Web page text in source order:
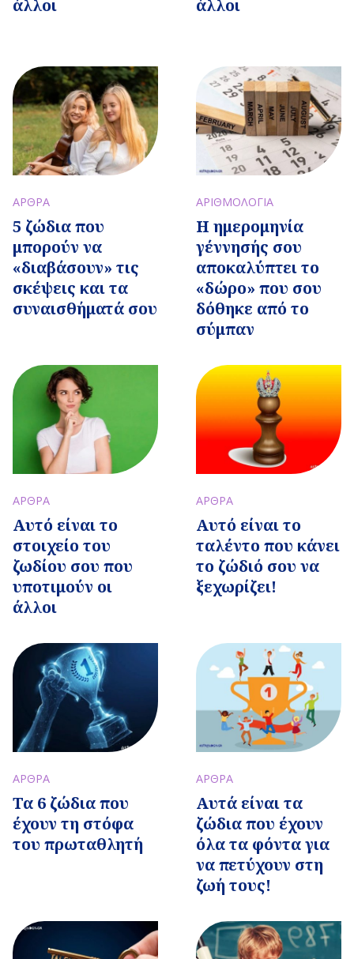
άλλοι άλλοι
ΑΡΘΡΑ
5 ζώδια που
μπορούν να
«διαβάσουν» τις
σκέψεις και τα
συναισθήματά σου
ΑΡΙΘΜΟΛΟΓΙΑ
Η ημερομηνία
γέννησής σου
αποκαλύπτει το
«δώρο» που σου
δόθηκε από το
σύμπαν
ΑΡΘΡΑ
Αυτό είναι το
στοιχείο του
ζωδίου σου που
υποτιμούν οι
άλλοι
ΑΡΘΡΑ
Αυτό είναι το
ταλέντο που κάνει
το ζώδιό σου να
ξεχωρίζει!
ΑΡΘΡΑ
Τα 6 ζώδια που
έχουν τη στόφα
του πρωταθλητή
ΑΡΘΡΑ
Αυτά είναι τα
ζώδια που έχουν
όλα τα φόντα για
να πετύχουν στη
ζωή τους!